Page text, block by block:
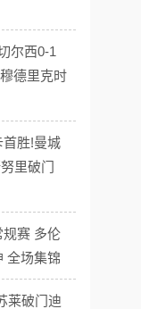
尔西0-1
德里克时
首胜!曼城
里破门
规赛 多伦
全场集锦
莱破门迪